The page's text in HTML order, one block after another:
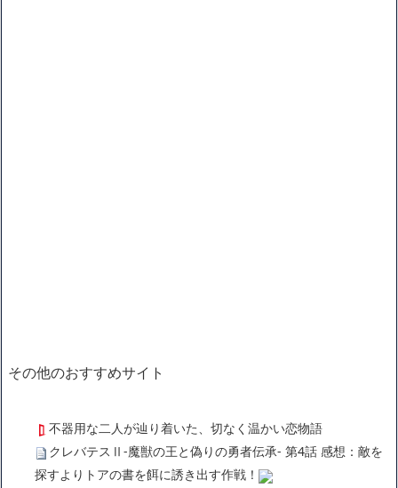
その他のおすすめサイト
不器用な二人が辿り着いた、切なく温かい恋物語
クレバテスⅡ-魔獣の王と偽りの勇者伝承- 第4話 感想：敵を
探すよりトアの書を餌に誘き出す作戦！